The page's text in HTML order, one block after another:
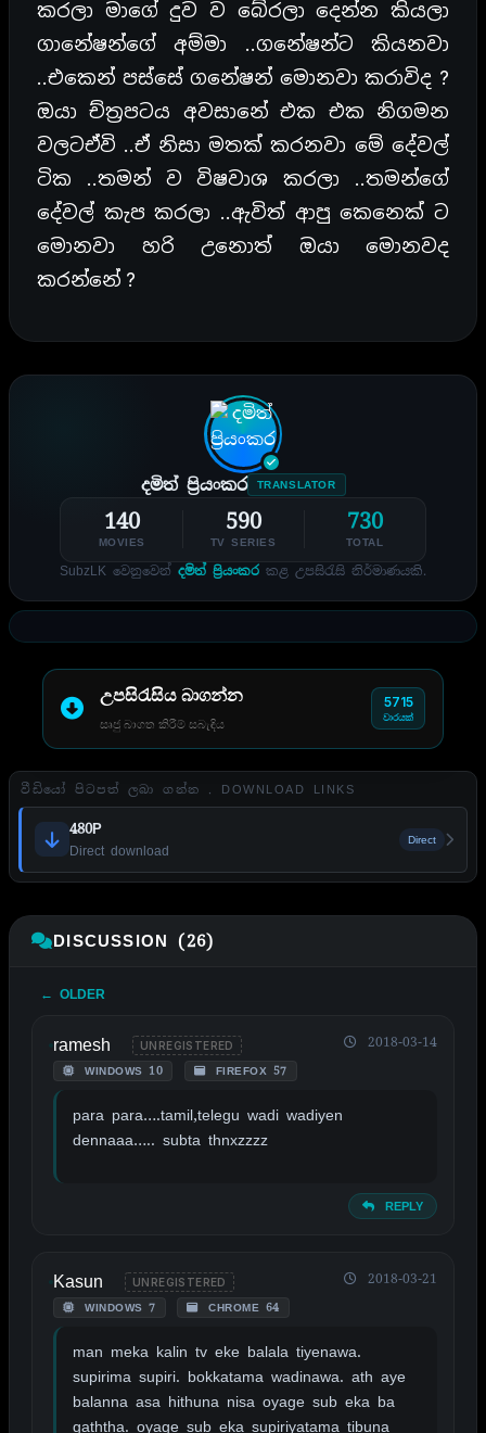
කරලා මාගේ දුව ව බේරලා දෙන්න කියලා
ගානේෂන්ගේ අම්මා ..ගනේෂන්ට කියනවා
..එකෙන් පස්සේ ගනේෂන් මොනවා කරාවිද ?
ඔයා ච්ත්‍රපටය අවසානේ එක එක නිගමන
වලටඒවි ..ඒ නිසා මතක් කරනවා මේ දේවල්
ටික ..තමන් ව විෂවාශ කරලා ..තමන්ගේ
දේවල් කැප කරලා ..ඇවිත් ආපු කෙනෙක් ට
මොනවා හරි උනොත් ඔයා මොනවද
කරන්නේ ?
දමිත් ප්‍රියංකර TRANSLATOR
140
MOVIES
590
TV SERIES
730
TOTAL
SubzLK වෙනුවෙන් දමිත් ප්‍රියංකර කළ උපසිරැසි නිර්මාණයකි.
උපසිරැසිය බාගන්න
සෘජු බාගත කිරීම් සබැඳිය
5715
වාරයක්
වීඩියෝ පිටපත් ලබා ගන්න . DOWNLOAD LINKS
480P
Direct download
Direct
DISCUSSION (26)
← OLDER
ramesh UNREGISTERED
WINDOWS 10 FIREFOX 57
2018-03-14
para para….tamil,telegu wadi wadiyen
dennaaa….. subta thnxzzzz
REPLY
Kasun UNREGISTERED
WINDOWS 7 CHROME 64
2018-03-21
man meka kalin tv eke balala tiyenawa.
supirima supiri. bokkatama wadinawa. ath aye
balanna asa hithuna nisa oyage sub eka ba
gaththa. oyage sub eka supiriyatama tibuna